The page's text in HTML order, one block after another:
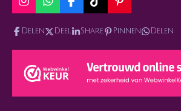
I
n
s
a
r
a
W
h
a
t
s
p
p
F
a
c
e
b
T
i
k
o
P
i
n
e
e
s
Delen Deel Share Pinnen Delen